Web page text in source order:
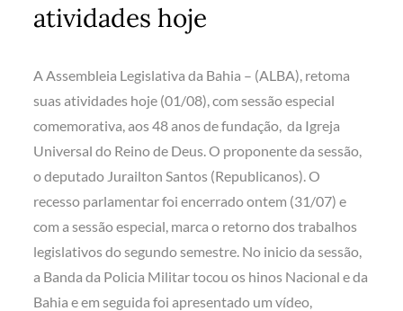
atividades hoje
A Assembleia Legislativa da Bahia – (ALBA), retoma
suas atividades hoje (01/08), com sessão especial
comemorativa, aos 48 anos de fundação, da Igreja
Universal do Reino de Deus. O proponente da sessão,
o deputado Jurailton Santos (Republicanos). O
recesso parlamentar foi encerrado ontem (31/07) e
com a sessão especial, marca o retorno dos trabalhos
legislativos do segundo semestre. No inicio da sessão,
a Banda da Policia Militar tocou os hinos Nacional e da
Bahia e em seguida foi apresentado um vídeo,